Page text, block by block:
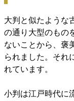
大判と似たような
の通り大型のもの
ないことから、褒
られました。それ
れています。
小判は江戸時代に